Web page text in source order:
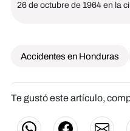
26 de octubre de 1964 en la
Accidentes en Honduras
Te gustó este artículo,